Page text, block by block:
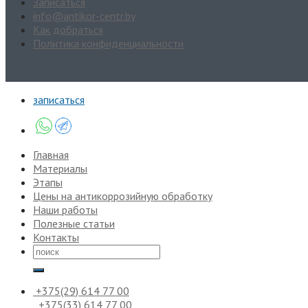
info@antikor-centr.by
Как добраться
Политика конфиденциальности
записаться
Главная
Mатериалы
Этапы
Цены на антикоррозийную обработку
Наши работы
Полезные статьи
Контакты
+375(29) 614 77 00
+375(33) 614 77 00